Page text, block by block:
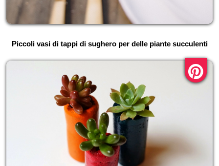
Piccoli vasi di tappi di sughero per delle piante succulenti